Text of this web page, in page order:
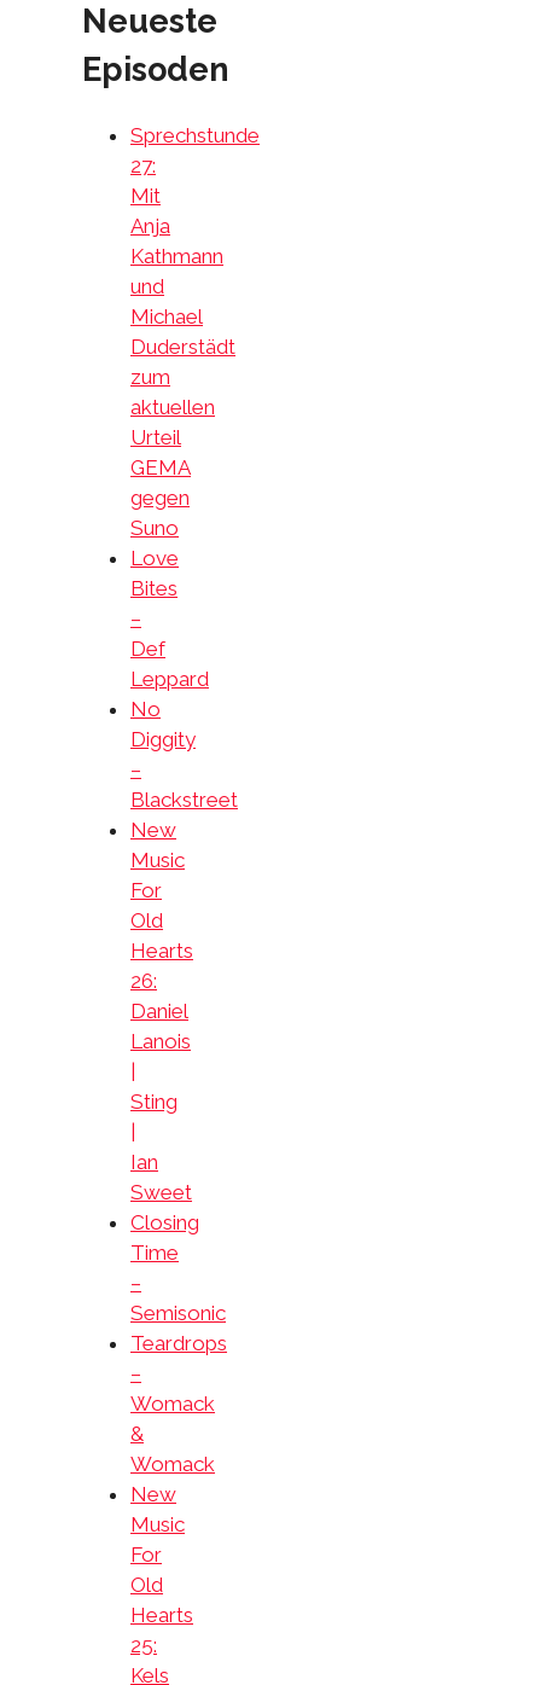
Neueste
Episoden
Sprechstunde
27:
Mit
Anja
Kathmann
und
Michael
Duderstädt
zum
aktuellen
Urteil
GEMA
gegen
Suno
Love
Bites
–
Def
Leppard
No
Diggity
–
Blackstreet
New
Music
For
Old
Hearts
26:
Daniel
Lanois
Sting
Ian
Sweet
Closing
Time
–
Semisonic
Teardrops
–
Womack
&
Womack
New
Music
For
Old
Hearts
25:
Kels